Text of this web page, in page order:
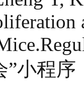
”小程序